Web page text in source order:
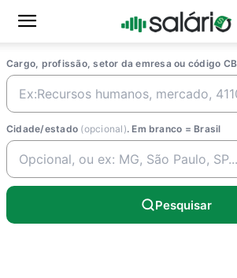
Cargo, profissão, setor da emresa ou código
Cidade/estado (opcional). Em branco = Brasil
Pesquisar